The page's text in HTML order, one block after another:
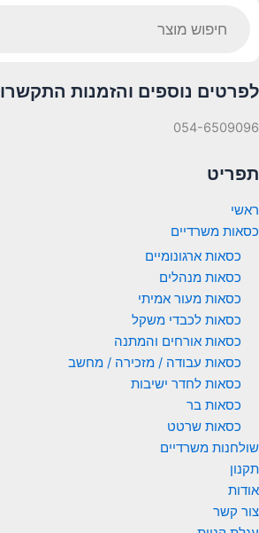
לפרטים נוספים והזמנות התקשרו
054-6509096
תפריט
ראשי
כסאות משרדיים
כסאות ארגונומיים
כסאות מנהלים
כסאות מעור אמיתי
כסאות לכבדי משקל
כסאות אורחים והמתנה
כסאות עבודה / מזכירה / מחשב
כסאות לחדר ישיבות
כסאות בר
כסאות שרטט
שולחנות משרדיים
תקנון
אודות
צור קשר